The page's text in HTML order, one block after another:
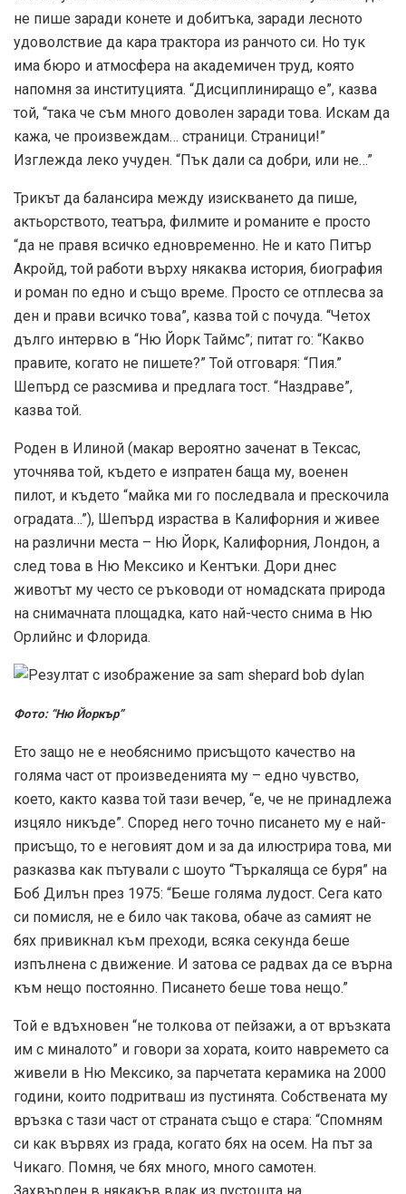
не пише заради конете и добитъка, заради лесното
удоволствие да кара трактора из ранчото си. Но тук
има бюро и атмосфера на академичен труд, която
напомня за институцията. “Дисциплиниращо е”, казва
той, “така че съм много доволен заради това. Искам да
кажа, че произвеждам… страници. Страници!”
Изглежда леко учуден. “Пък дали са добри, или не…”
Трикът да балансира между изискването да пише,
актьорството, театъра, филмите и романите е просто
“да не правя всичко едновременно. Не и като Питър
Акройд, той работи върху някаква история, биография
и роман по едно и също време. Просто се отплесва за
ден и прави всичко това”, казва той с почуда. “Четох
дълго интервю в “Ню Йорк Таймс”; питат го: “Какво
правите, когато не пишете?” Той отговаря: “Пия.”
Шепърд се разсмива и предлага тост. “Наздраве”,
казва той.
Роден в Илиной (макар вероятно заченат в Тексас,
уточнява той, където е изпратен баща му, военен
пилот, и където “майка ми го последвала и прескочила
оградата…”), Шепърд израства в Калифорния и живее
на различни места – Ню Йорк, Калифорния, Лондон, а
след това в Ню Мексико и Кентъки. Дори днес
животът му често се ръководи от номадската природа
на снимачната площадка, като най-често снима в Ню
Орлийнс и Флорида.
Фото: “Ню Йоркър”
Ето защо не е необяснимо присъщото качество на
голяма част от произведенията му – едно чувство,
което, както казва той тази вечер, “е, че не принадлежа
изцяло никъде”. Според него точно писането му е най-
присъщо, то е неговият дом и за да илюстрира това, ми
разказва как пътували с шоуто “Търкаляща се буря” на
Боб Дилън през 1975: “Беше голяма лудост. Сега като
си помисля, не е било чак такова, обаче аз самият не
бях привикнал към преходи, всяка секунда беше
изпълнена с движение. И затова се радвах да се върна
към нещо постоянно. Писането беше това нещо.”
Той е вдъхновен “не толкова от пейзажи, а от връзката
им с миналото” и говори за хората, които навремето са
живели в Ню Мексико, за парчетата керамика на 2000
години, които подритваш из пустинята. Собствената му
връзка с тази част от страната също е стара: “Спомням
си как вървях из града, когато бях на осем. На път за
Чикаго. Помня, че бях много, много самотен.